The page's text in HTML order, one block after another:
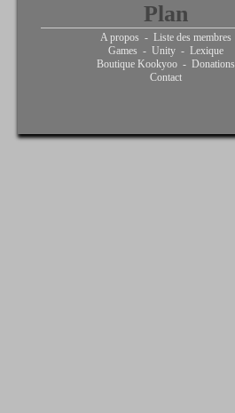
Plan
A propos - Liste des membres
Games - Unity - Lexique
Boutique Kookyoo - Donations
Contact